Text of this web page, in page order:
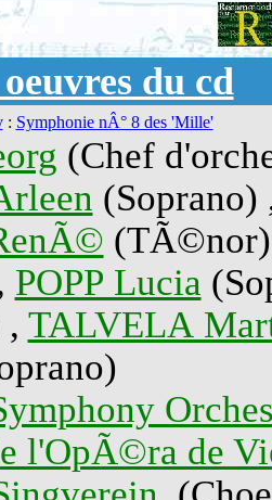
du cd
: Symphonie nÂ° 8 des 'Mille'
(Chef
POPP Lucia
TALVELA
l'OpÃ©ra de